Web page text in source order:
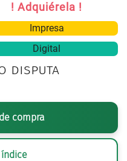
! Adquiérela !
Impresa
Digital
disputa
compra